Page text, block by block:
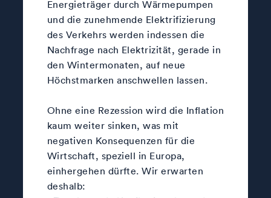
Energieträger durch Wärmepumpen
und die zunehmende Elektrifizierung
des Verkehrs werden indessen die
Nachfrage nach Elektrizität, gerade in
den Wintermonaten, auf neue
Höchstmarken anschwellen lassen.
Ohne eine Rezession wird die Inflation
kaum weiter sinken, was mit
negativen Konsequenzen für die
Wirtschaft, speziell in Europa,
einhergehen dürfte. Wir erwarten
deshalb: